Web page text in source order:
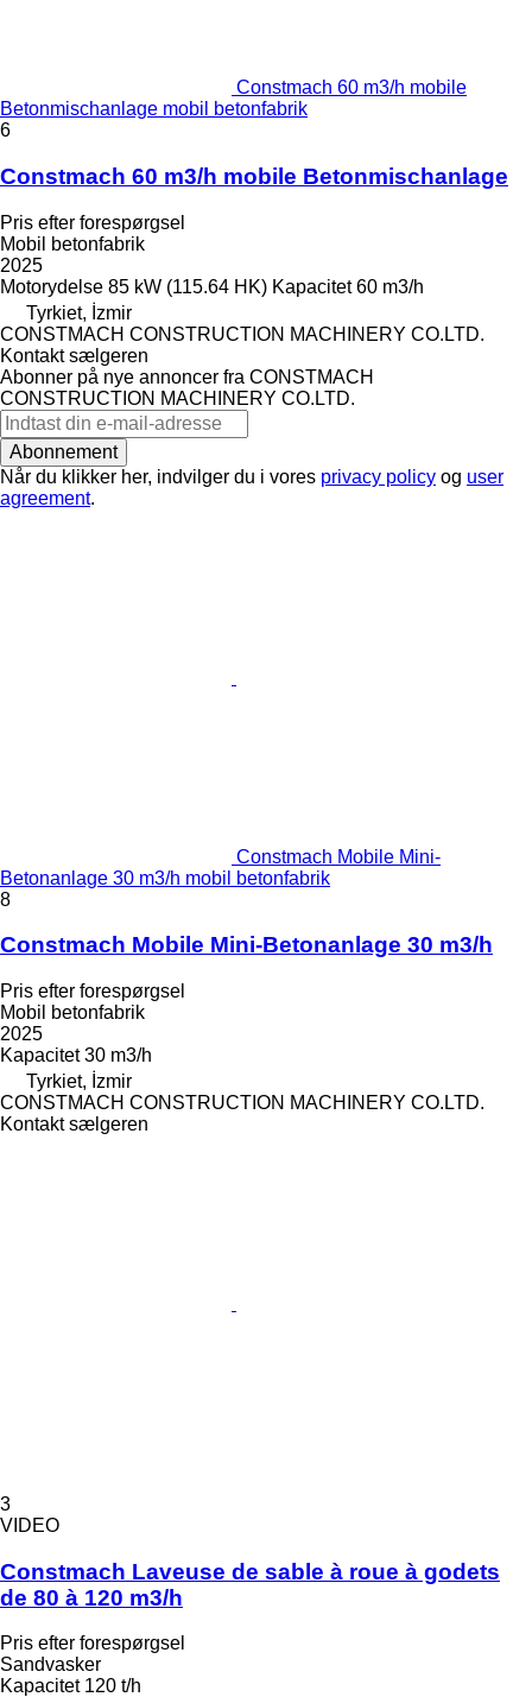
Constmach 60 m3/h mobile
Betonmischanlage mobil betonfabrik
6
Constmach 60 m3/h mobile Betonmischanlage
Pris efter forespørgsel
Mobil betonfabrik
2025
Motorydelse 85 kW (115.64 HK) Kapacitet 60 m3/h
Tyrkiet, İzmir
CONSTMACH CONSTRUCTION MACHINERY CO.LTD.
Kontakt sælgeren
Abonner på nye annoncer fra CONSTMACH
CONSTRUCTION MACHINERY CO.LTD.
Abonnement
Når du klikker her, indvilger du i vores privacy policy og user
agreement.
Constmach Mobile Mini-
Betonanlage 30 m3/h mobil betonfabrik
8
Constmach Mobile Mini-Betonanlage 30 m3/h
Pris efter forespørgsel
Mobil betonfabrik
2025
Kapacitet 30 m3/h
Tyrkiet, İzmir
CONSTMACH CONSTRUCTION MACHINERY CO.LTD.
Kontakt sælgeren
3
VIDEO
Constmach Laveuse de sable à roue à godets
de 80 à 120 m3/h
Pris efter forespørgsel
Sandvasker
Kapacitet 120 t/h